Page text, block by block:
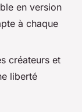
en version
à chaque
créateurs et
liberté